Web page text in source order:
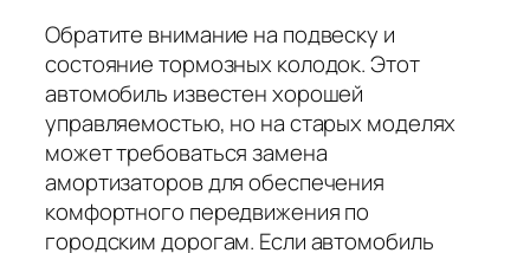
Обратите внимание на подвеску и
состояние тормозных колодок. Этот
автомобиль известен хорошей
управляемостью, но на старых моделях
может требоваться замена
амортизаторов для обеспечения
комфортного передвижения по
городским дорогам. Если автомобиль